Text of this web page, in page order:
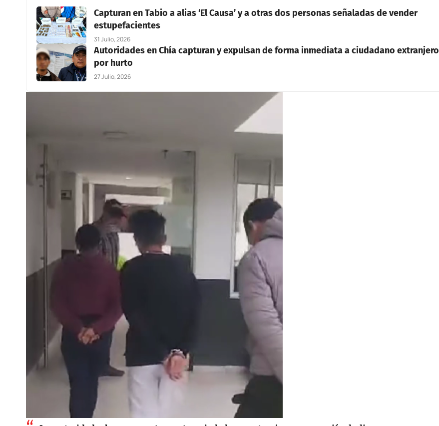
Capturan en Tabio a alias ‘El Causa’ y a otras dos personas señaladas de vender
estupefacientes
31 Julio, 2026
Autoridades en Chía capturan y expulsan de forma inmediata a ciudadano extranjero
por hurto
27 Julio, 2026